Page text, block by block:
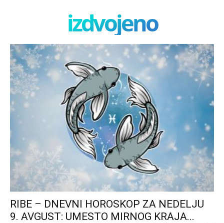
izdvojeno
RIBE – DNEVNI HOROSKOP ZA NEDELJU
9. AVGUST: UMESTO MIRNOG KRAJA...